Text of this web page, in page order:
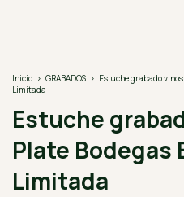
Inicio > GRABADOS > Estuche grabado
Limitada
Estuche
Plate Bodegas
Limitada